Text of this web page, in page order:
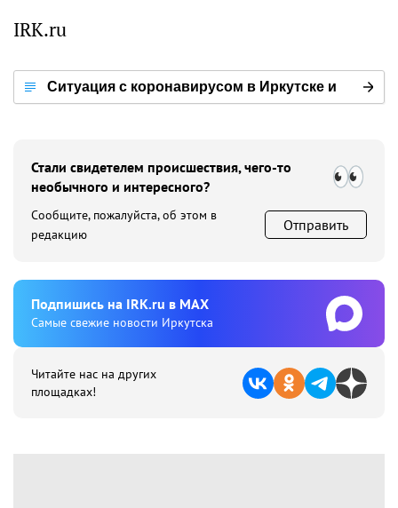
IRK.ru
Ситуация с коронавирусом в Иркутске и
Стали свидетелем происшествия, чего-то
необычного и интересного?
Сообщите, пожалуйста, об этом в
редакцию
Отправить
Подпишиcь на IRK.ru в MAX
Cамые свежие новости Иркутска
Читайте нас на других
площадках!